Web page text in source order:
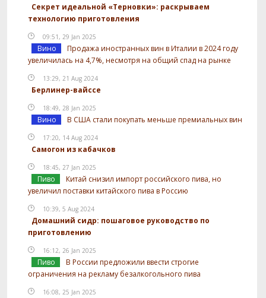
Секрет идеальной «Терновки»: раскрываем
технологию приготовления
09:51, 29 Jan 2025
Вино
Продажа иностранных вин в Италии в 2024 году
увеличилась на 4,7%, несмотря на общий спад на рынке
13:29, 21 Aug 2024
Берлинер-вайссе
18:49, 28 Jan 2025
Вино В США стали покупать меньше премиальных вин
17:20, 14 Aug 2024
Самогон из кабачков
18:45, 27 Jan 2025
Пиво
Китай снизил импорт российского пива, но
увеличил поставки китайского пива в Россию
10:39, 5 Aug 2024
Домашний сидр: пошаговое руководство по
приготовлению
16:12, 26 Jan 2025
Пиво
В России предложили ввести строгие
ограничения на рекламу безалкогольного пива
16:08, 25 Jan 2025